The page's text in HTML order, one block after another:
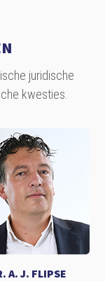
juridische
kwesties.
A. J. FLIPSE